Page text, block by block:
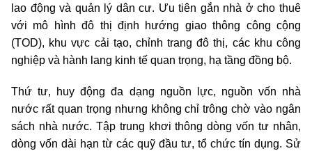
lao động và quản lý dân cư. Ưu tiên gắn nhà ở cho thuê
với mô hình đô thị định hướng giao thông công cộng
(TOD), khu vực cải tạo, chỉnh trang đô thị, các khu công
nghiệp và hành lang kinh tế quan trọng, hạ tầng đồng bộ.
Thứ tư, huy động đa dạng nguồn lực, nguồn vốn nhà
nước rất quan trọng nhưng không chỉ trông chờ vào ngân
sách nhà nước. Tập trung khơi thông dòng vốn tư nhân,
dòng vốn dài hạn từ các quỹ đầu tư, tổ chức tín dụng. Sử